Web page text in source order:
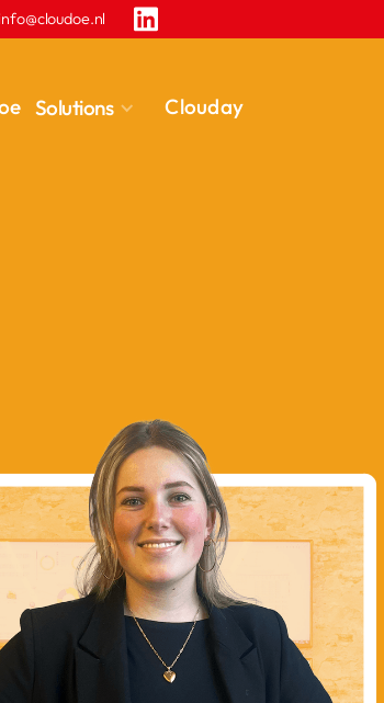
info@cloudoe.nl
Solutions Clouday